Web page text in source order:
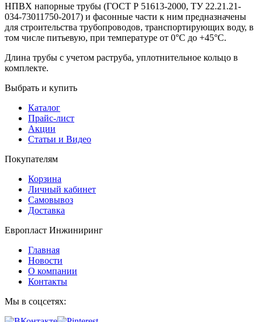
НПВХ напорные трубы (ГОСТ Р 51613-2000, ТУ 22.21.21-
034-73011750-2017) и фасонные части к ним предназначены
для строительства трубопроводов, транспортирующих воду, в
том числе питьевую, при температуре от 0°С до +45°С.
Длина трубы с учетом раструба, уплотнительное кольцо в
комплекте.
Выбрать и купить
Каталог
Прайс-лист
Акции
Статьи и Видео
Покупателям
Корзина
Личный кабинет
Самовывоз
Доставка
Европласт Инжиниринг
Главная
Новости
О компании
Контакты
Мы в соцсетях: